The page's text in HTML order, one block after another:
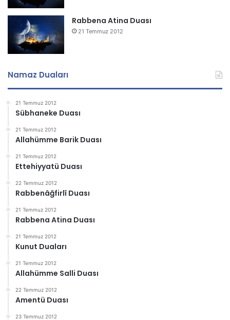
Rabbena Atina Duası
21 Temmuz 2012
Namaz Duaları
21 Temmuz 2012
Sübhaneke Duası
21 Temmuz 2012
Allahümme Barik Duası
21 Temmuz 2012
Ettehiyyatü Duası
22 Temmuz 2012
Rabbenâğfirlî Duası
21 Temmuz 2012
Rabbena Atina Duası
21 Temmuz 2012
Kunut Duaları
21 Temmuz 2012
Allahümme Salli Duası
22 Temmuz 2012
Amentü Duası
23 Temmuz 2012